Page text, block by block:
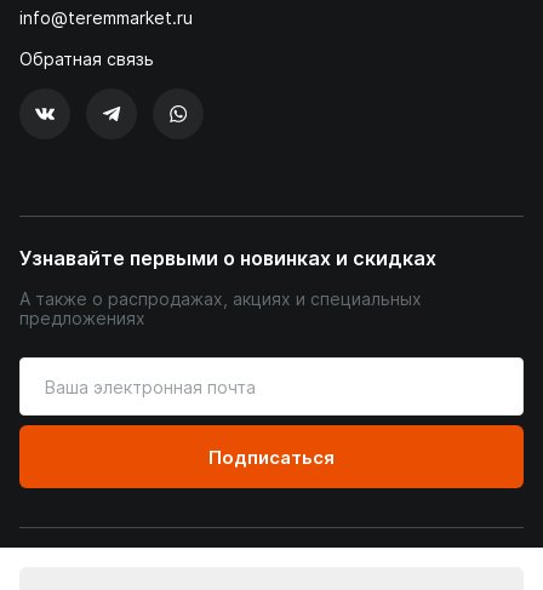
info@teremmarket.ru
Обратная связь
Узнавайте первыми о новинках и скидках
А также о распродажах, акциях и специальных
предложениях
ваш
адрес
почты
Подписаться